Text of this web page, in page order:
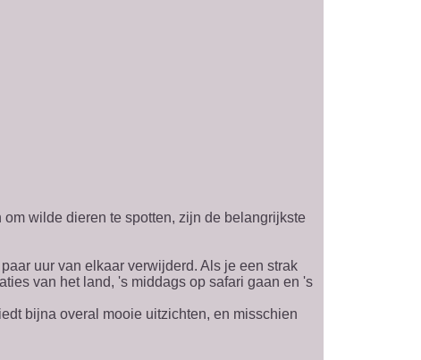
wilde dieren te spotten, zijn de belangrijkste
uur van elkaar verwijderd. Als je een strak
van het land, 's middags op safari gaan en 's
bijna overal mooie uitzichten, en misschien